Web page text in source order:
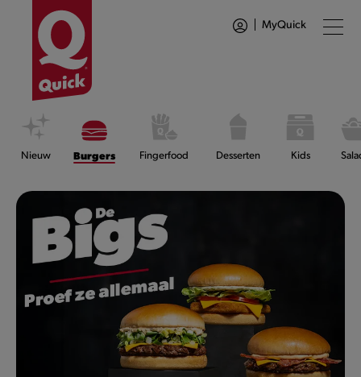
MyQuick
Nieuw Burgers Fingerfood Desserten Kids